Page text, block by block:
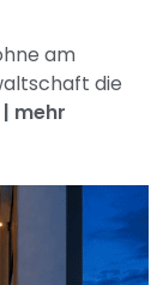
am
die
| mehr